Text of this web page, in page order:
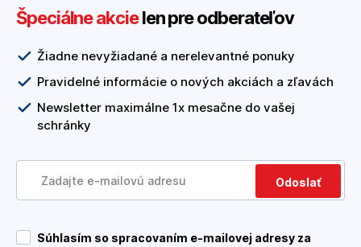
Špeciálne akcielen pre odberateľov
Žiadne nevyžiadané a nerelevantné ponuky
Pravidelné informácie o nových akciách a zľavách
Newsletter maximálne 1x mesačne do vašej
schránky
Odoslať
Súhlasím so spracovaním e-mailovej adresy za